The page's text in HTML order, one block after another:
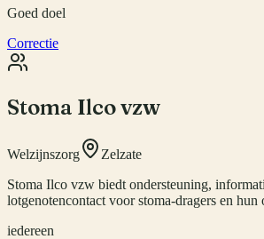
Goed doel
Correctie
Stoma Ilco vzw
Welzijnszorg
Zelzate
Stoma Ilco vzw biedt ondersteuning,
lotgenotencontact voor stoma-dragers en hun
iedereen